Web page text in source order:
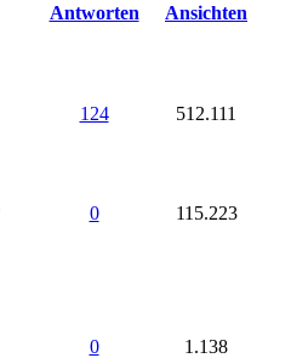
Antworten Ansichten
124 512.111
0 115.223
0 1.138